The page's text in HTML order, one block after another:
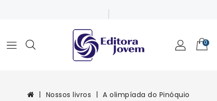
0
Nossos livros A olimpíada do Pinóquio